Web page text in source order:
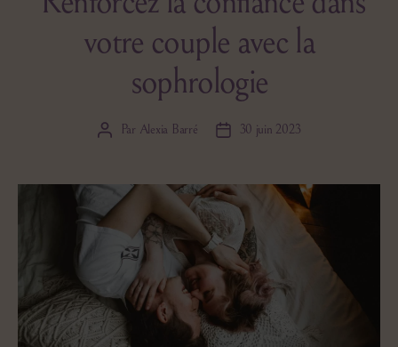
votre couple avec la
sophrologie
Auteur
Par Alexia Barré
Date30 juin 2023